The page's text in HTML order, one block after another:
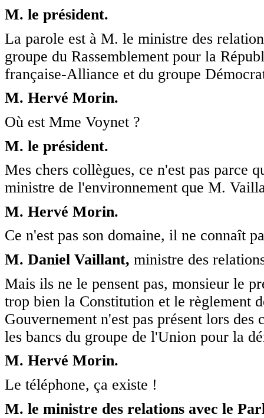
M. le président.
La parole est à M. le ministre des
groupe du Rassemblement pour la
française-Alliance et du groupe
M. Hervé Morin.
Où est Mme Voynet ?
M. le président.
Mes chers collègues, ce n'est pas parce
ministre de l'environnement que M.
M. Hervé Morin.
Ce n'est pas son domaine, il ne connaît
M. Daniel Vaillant, ministre des
Mais ils ne le pensent pas, monsieur le
trop bien la Constitution et le règlement
Gouvernement n'est pas présent lors
les bancs du groupe de l'Union pour la
M. Hervé Morin.
Le téléphone, ça existe !
M. le ministre des relations avec le